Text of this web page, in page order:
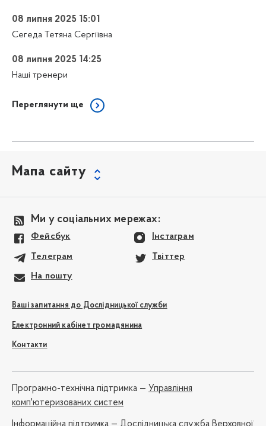
08 липня 2025 15:01
Сегеда Тетяна Сергіївна
08 липня 2025 14:25
Наші тренери
Переглянути ще
Мапа сайту
Ми у соціальних мережах:
Фейсбук Інстаграм
Телеграм Твіттер
На пошту
Ваші запитання до Дослідницької служби
Електронний кабінет громадянина
Контакти
Програмно-технічна підтримка — Управління
комп'ютеризованих систем
Iнформаційна підтримка — Дослідницька служба Верховної